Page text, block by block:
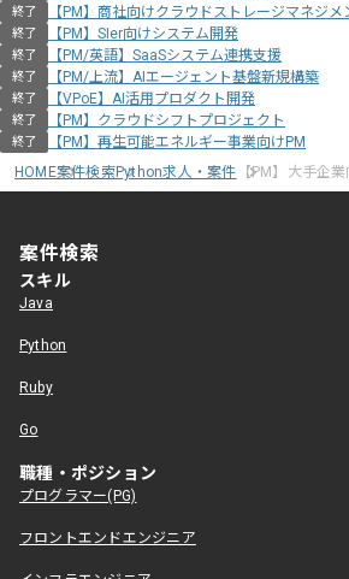
終了 【PM】商社向けクラウドストレージマネジメ
終了 【PM】SIer向けシステム開発
終了 【PM/英語】SaaSシステム連携支援
終了 【PM/上流】AIエージェント基盤新規構築
終了 【VPoE】AI活用プロダクト開発
終了 【PM】クラウドシフトプロジェクト
終了
【PM】再生可能エネルギー事業向けPM
HOME案件検索Python求人・案件 【PM】大手企
案件検索
スキル
Java
Python
Ruby
Go
職種・ポジション
プログラマー(PG)
フロントエンドエンジニア